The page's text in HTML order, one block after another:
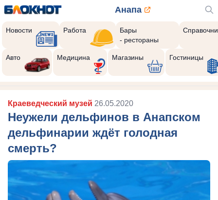
Анапа
Новости Работа
Бары
- рестораны
Авто Медицина Магазины Гостиницы
Краеведческий музей 26.05.2020
Неужели дельфинов в Анапском
дельфинарии ждёт голодная
смерть?